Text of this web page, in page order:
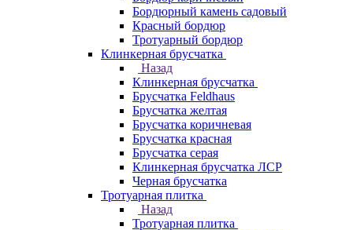
Бордюрный камень садовый
Красный бордюр
Тротуарный бордюр
Клинкерная брусчатка
Назад
Клинкерная брусчатка
Брусчатка Feldhaus
Брусчатка желтая
Брусчатка коричневая
Брусчатка красная
Брусчатка серая
Клинкерная брусчатка ЛСР
Черная брусчатка
Тротуарная плитка
Назад
Тротуарная плитка